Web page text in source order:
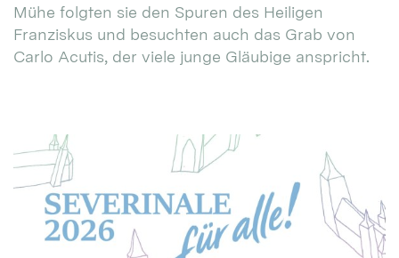
Mühe folgten sie den Spuren des Heiligen
Franziskus und besuchten auch das Grab von
Carlo Acutis, der viele junge Gläubige anspricht.